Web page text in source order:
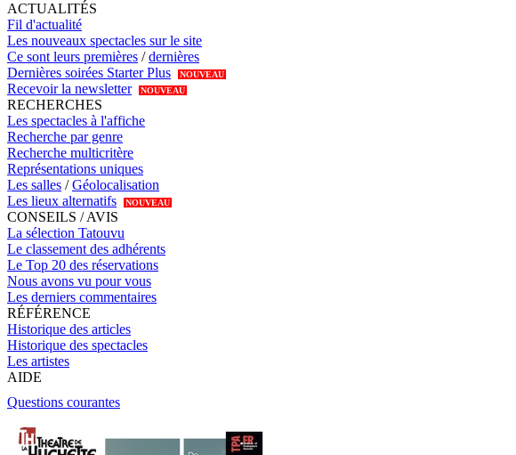
ACTUALITÉS
Fil d'actualité
Les nouveaux spectacles sur le site
Ce sont leurs premières /dernières
Dernières soirées Starter Plus
NOUVEAU
Recevoir la newsletter NOUVEAU
RECHERCHES
Les spectacles à l'affiche
Recherche par genre
Recherche multicritère
Représentations uniques
Les salles /Géolocalisation
Les lieux alternatifs
NOUVEAU
CONSEILS / AVIS
La sélection Tatouvu
Le classement des adhérents
Le Top 20 des réservations
Nous avons vu pour vous
Les derniers commentaires
RÉFÉRENCE
Historique des articles
Historique des spectacles
Les artistes
AIDE
Questions courantes